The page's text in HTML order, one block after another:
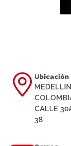
Ubicación
CALLE
38